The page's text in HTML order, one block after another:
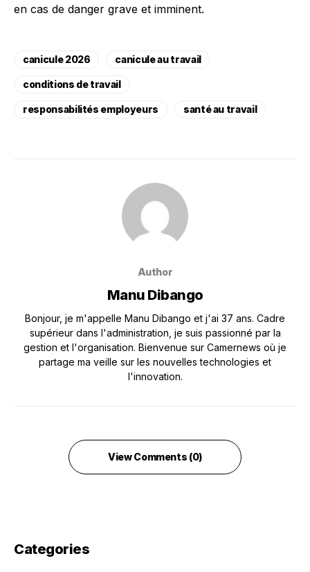
en cas de danger grave et imminent.
canicule 2026 canicule au travail
conditions de travail
responsabilités employeurs santé au travail
Author
Manu Dibango
Bonjour, je m'appelle Manu Dibango et j'ai 37 ans. Cadre
supérieur dans l'administration, je suis passionné par la
gestion et l'organisation. Bienvenue sur Camernews où je
partage ma veille sur les nouvelles technologies et
l'innovation.
View Comments (0)
Categories